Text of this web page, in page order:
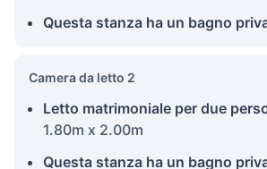
Questa stanza ha un bagno
Camera da letto 2
Letto matrimoniale per due
1.80m x 2.00m
Questa stanza ha un bagno